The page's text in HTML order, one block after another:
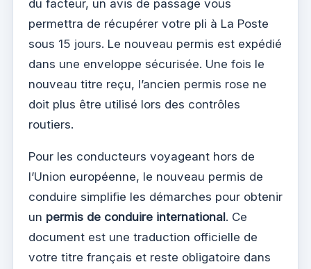
du facteur, un avis de passage vous
permettra de récupérer votre pli à La Poste
sous 15 jours. Le nouveau permis est expédié
dans une enveloppe sécurisée. Une fois le
nouveau titre reçu, l’ancien permis rose ne
doit plus être utilisé lors des contrôles
routiers.
Pour les conducteurs voyageant hors de
l’Union européenne, le nouveau permis de
conduire simplifie les démarches pour obtenir
un permis de conduire international. Ce
document est une traduction officielle de
votre titre français et reste obligatoire dans